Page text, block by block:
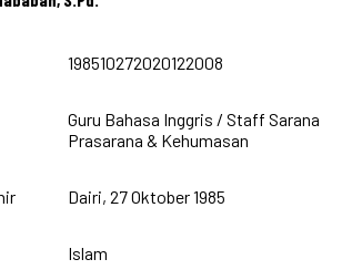
198510272020122008
Guru Bahasa Inggris / Staff Sarana
Prasarana & Kehumasan
Dairi, 27 Oktober 1985
Islam